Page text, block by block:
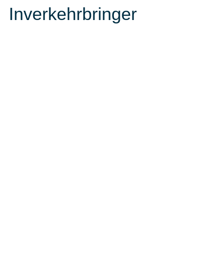
Inverkehrbringer